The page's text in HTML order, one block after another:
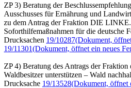
ZP 3) Beratung der
Ausschusses für Ernährung und
zu dem Antrag der Fraktion DIE LINKE.
Soforthilfemaßnahmen für die deutsche
Drucksachen 19/10287(Dokument,
19/11301(Dokument, öffnet ein neues
ZP 4) Beratung des Antrags der
Waldbesitzer unterstützen – Wald
Drucksache 19/13528(Dokument, öffnet